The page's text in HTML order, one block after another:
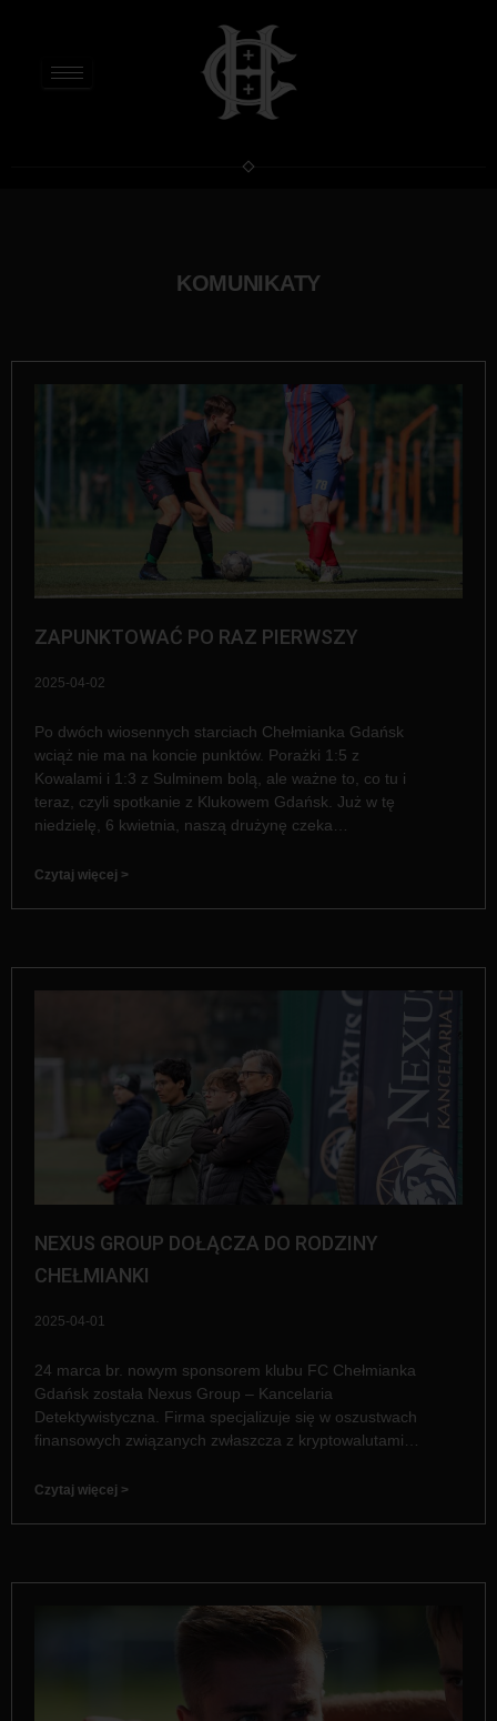
KOMUNIKATY
ZAPUNKTOWAĆ PO RAZ PIERWSZY
2025-04-02
Po dwóch wiosennych starciach Chełmianka Gdańsk
wciąż nie ma na koncie punktów. Porażki 1:5 z
Kowalami i 1:3 z Sulminem bolą, ale ważne to, co tu i
teraz, czyli spotkanie z Klukowem Gdańsk. Już w tę
niedzielę, 6 kwietnia, naszą drużynę czeka…
Czytaj więcej >
NEXUS GROUP DOŁĄCZA DO RODZINY
CHEŁMIANKI
2025-04-01
24 marca br. nowym sponsorem klubu FC Chełmianka
Gdańsk została Nexus Group – Kancelaria
Detektywistyczna. Firma specjalizuje się w oszustwach
finansowych związanych zwłaszcza z kryptowalutami…
Czytaj więcej >